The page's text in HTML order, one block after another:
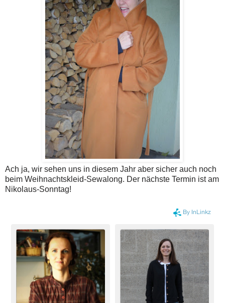
Ach ja, wir sehen uns in diesem Jahr aber sicher auch noch
beim Weihnachtskleid-Sewalong. Der nächste Termin ist am
Nikolaus-Sonntag!